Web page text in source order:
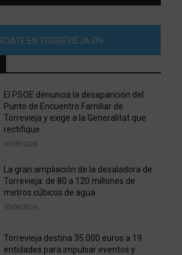
EN TORREVIEJA ON
El PSOE denuncia la desaparición del
Punto de Encuentro Familiar de
Torrevieja y exige a la Generalitat que
rectifique
10/08/2026
La gran ampliación de la desaladora de
Torrevieja: de 80 a 120 millones de
metros cúbicos de agua
10/08/2026
Torrevieja destina 35.000 euros a 19
entidades para impulsar eventos y